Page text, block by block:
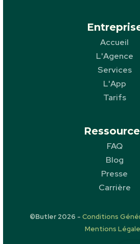
Accueil
L'Agence
Services
L'App
Tarifs
FAQ
Blog
Presse
Carrière
©Butler 2026 - Conditions
Mentions